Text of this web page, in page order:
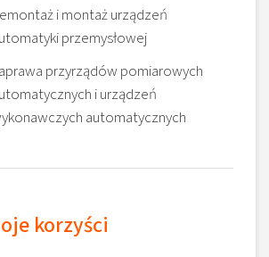
i montaż urządzeń
przemysłowej
przyrządów pomiarowych
i urządzeń
automatycznych
korzyści